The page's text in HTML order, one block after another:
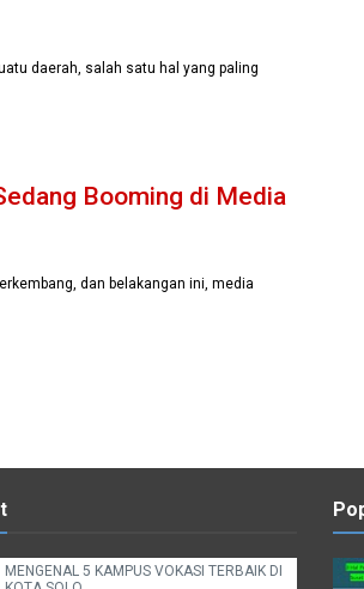
daerah, salah satu hal yang paling
Booming di Media
dan belakangan ini, media
MENGENAL 5 KAMPUS VOKASI TERBAIK DI